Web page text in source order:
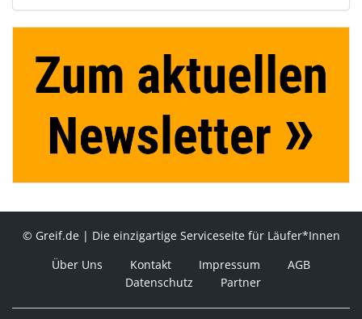
© Greif.de | Die einzigartige Serviceseite für Läufer*Innen
Über Uns
Kontakt Impressum
AGB
Datenschutz
Partner